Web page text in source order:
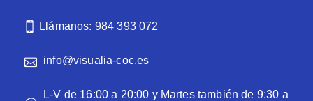
Llámanos: 984 393 072
info@visualia-coc.es
L-V de 16:00 a 20:00 y Martes también de 9:30 a